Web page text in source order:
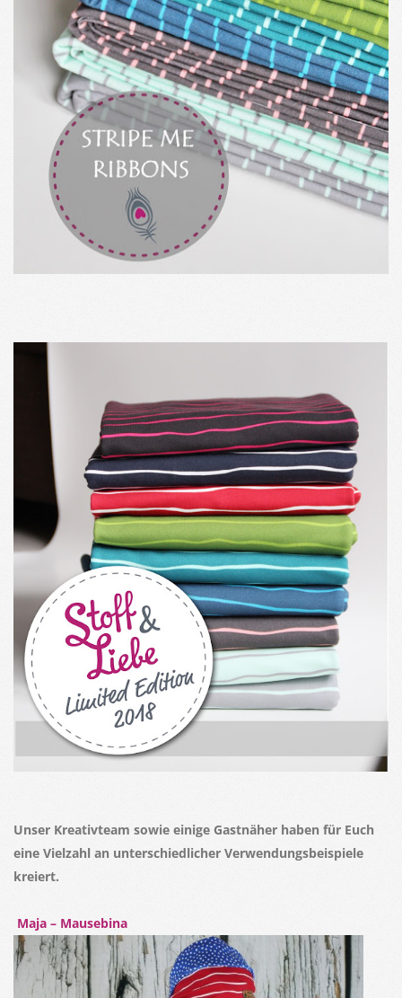
Unser Kreativteam sowie einige Gastnäher haben für Euch
eine Vielzahl an unterschiedlicher Verwendungsbeispiele
kreiert.
Maja – Mausebina